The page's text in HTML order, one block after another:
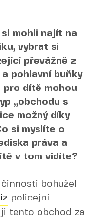
mohli najít na
vybrat si
převážně z
pohlavní buňky
pro dítě mohou
„obchodu s
možný díky
si myslíte o
práva a
v tom vidíte?
bohužel
policejní
tento obchod za